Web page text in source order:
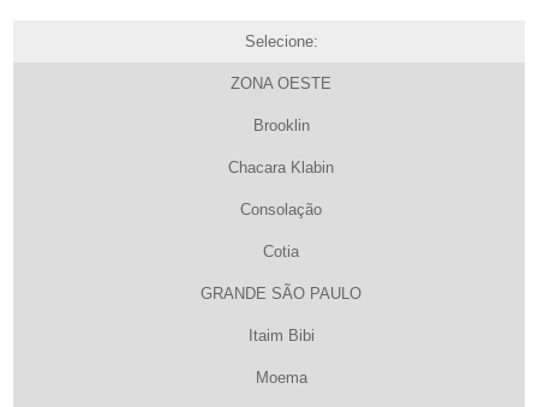
Selecione:
ZONA OESTE
Brooklin
Chacara Klabin
Consolação
Cotia
GRANDE SÃO PAULO
Itaim Bibi
Moema